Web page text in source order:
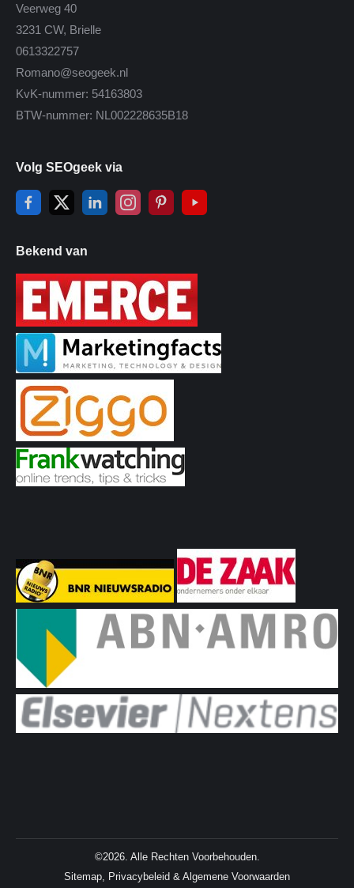
Veerweg 40
3231 CW, Brielle
0613322757
Romano@seogeek.nl
KvK-nummer: 54163803
BTW-nummer: NL002228635B18
Volg SEOgeek via
Bekend van
©2026. Alle Rechten Voorbehouden.
Sitemap, Privacybeleid & Algemene Voorwaarden